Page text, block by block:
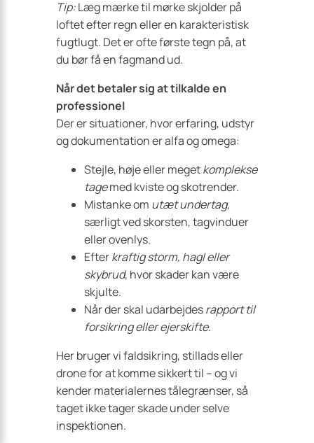
Tip:Læg mærke til mørke skjolder på
loftet efter regn eller en karakteristisk
fugtlugt. Det er ofte første tegn på, at
du bør få en fagmand ud.
Når det betaler sig at tilkalde en
professionel
Der er situationer, hvor erfaring, udstyr
og dokumentation er alfa og omega:
Stejle, høje eller megetkomplekse
tagemed kviste og skotrender.
Mistanke om utæt undertag,
særligt ved skorsten, tagvinduer
eller ovenlys.
Efterkraftig storm, hagl eller
skybrud, hvor skader kan være
skjulte.
Når der skal udarbejdesrapport til
forsikring eller ejerskifte.
Her bruger vi faldsikring, stillads eller
drone for at komme sikkert til – og vi
kender materialernes tålegrænser, så
taget ikke tager skade under selve
inspektionen.